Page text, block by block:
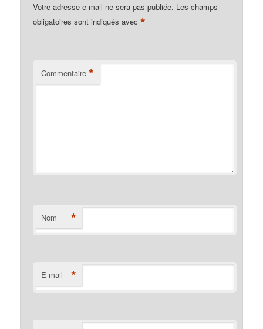
Votre adresse e-mail ne sera pas publiée. Les champs
obligatoires sont indiqués avec*
Commentaire *
Nom *
E-mail *